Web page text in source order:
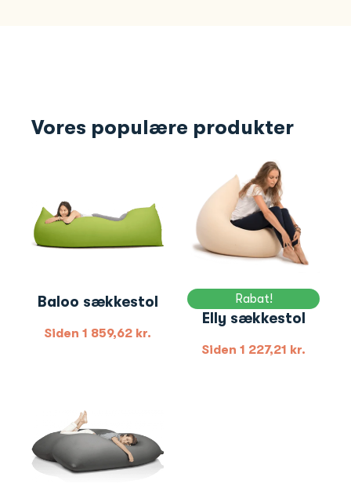
Vores populære produkter
Baloo sækkestol
Siden 1 859,62 kr.
Rabat!
Elly sækkestol
Siden 1 227,21 kr.